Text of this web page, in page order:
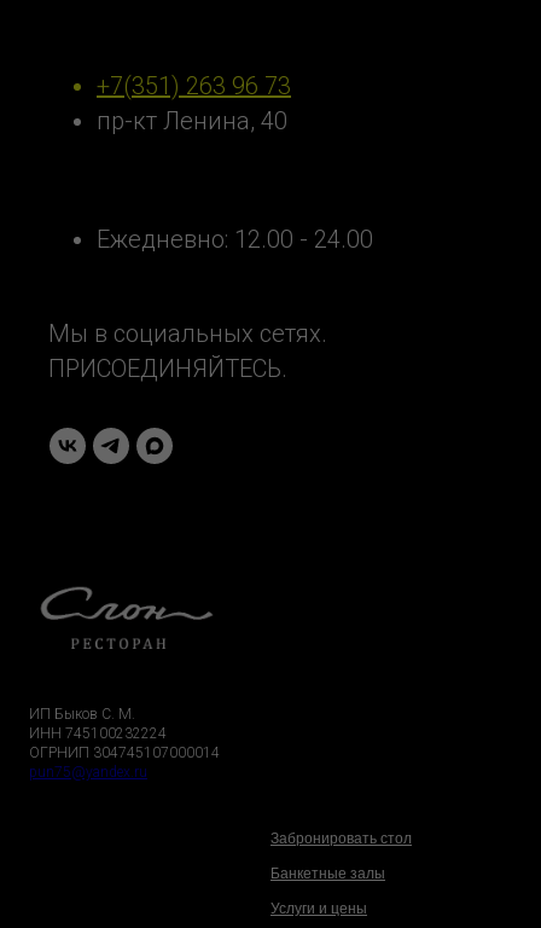
+7(351) 263 96 73
пр-кт Ленина, 40
Ежедневно: 12.00 - 24.00
Мы в социальных сетях.
ПРИСОЕДИНЯЙТЕСЬ.
ИП Быков С. М.
ИНН 745100232224
ОГРНИП 304745107000014
pun75@yandex.ru
Забронировать стол
Банкетные залы
Услуги и цены